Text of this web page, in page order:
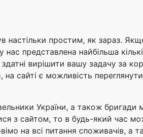
настільки простим, як зараз.
нас представлена найбільша
здатні вирішити вашу задачу за
сайті є можливість
України, а також
з сайтом, то в будь-який час
на всі питання споживачів,